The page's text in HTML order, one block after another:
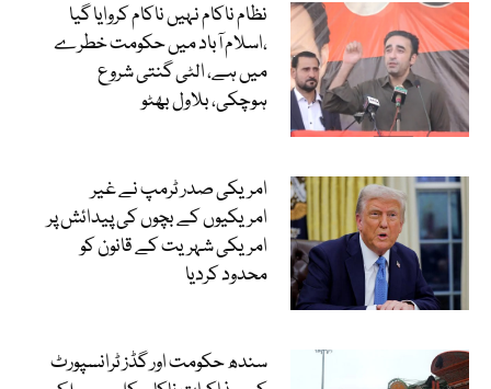
نظام ناکام نہیں ناکام کروایا گیا
،اسلام آباد میں حکومت خطرے
میں ہے، الٹی گنتی شروع
ہوچکی، بلاول بھٹو
امریکی صدر ٹرمپ نے غیر
امریکیوں کے بچوں کی پیدائش پر
امریکی شہریت کے قانون کو
محدود کردیا
سندھ حکومت اور گڈز ٹرانسپورٹ